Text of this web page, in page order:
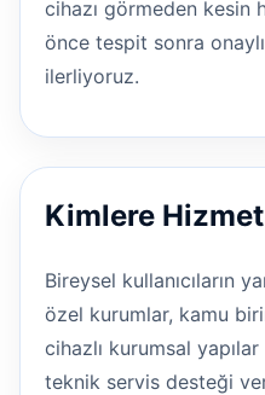
cihazı görmeden kesin
önce tespit sonra
ilerliyoruz.
Kimlere
Bireysel kullanıcıların
özel kurumlar, kamu
cihazlı kurumsal
teknik servis desteği